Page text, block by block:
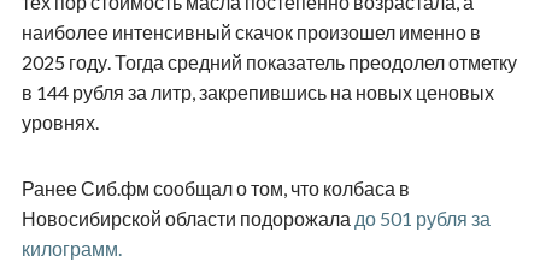
наиболее интенсивный скачок произошел именно в
2025 году. Тогда средний показатель преодолел отметку
в 144 рубля за литр, закрепившись на новых ценовых
уровнях.
Ранее Сиб.фм сообщал о том, что колбаса в
Новосибирской области подорожала до 501 рубля за
килограмм.